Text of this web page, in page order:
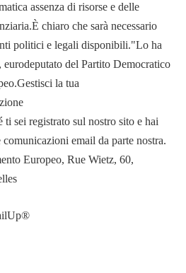
assenza di risorse e delle
chiaro che sarà necessario
politici e legali disponibili."Lo ha
del Partito Democratico
la tua
ti sei registrato sul nostro sito e hai
email da parte nostra.
Europeo, Rue Wietz, 60,